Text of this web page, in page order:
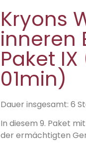
Kryons
inneren
Paket
01min)
Dauer insgesamt: 6
In diesem 9. Paket
der ermächtigten